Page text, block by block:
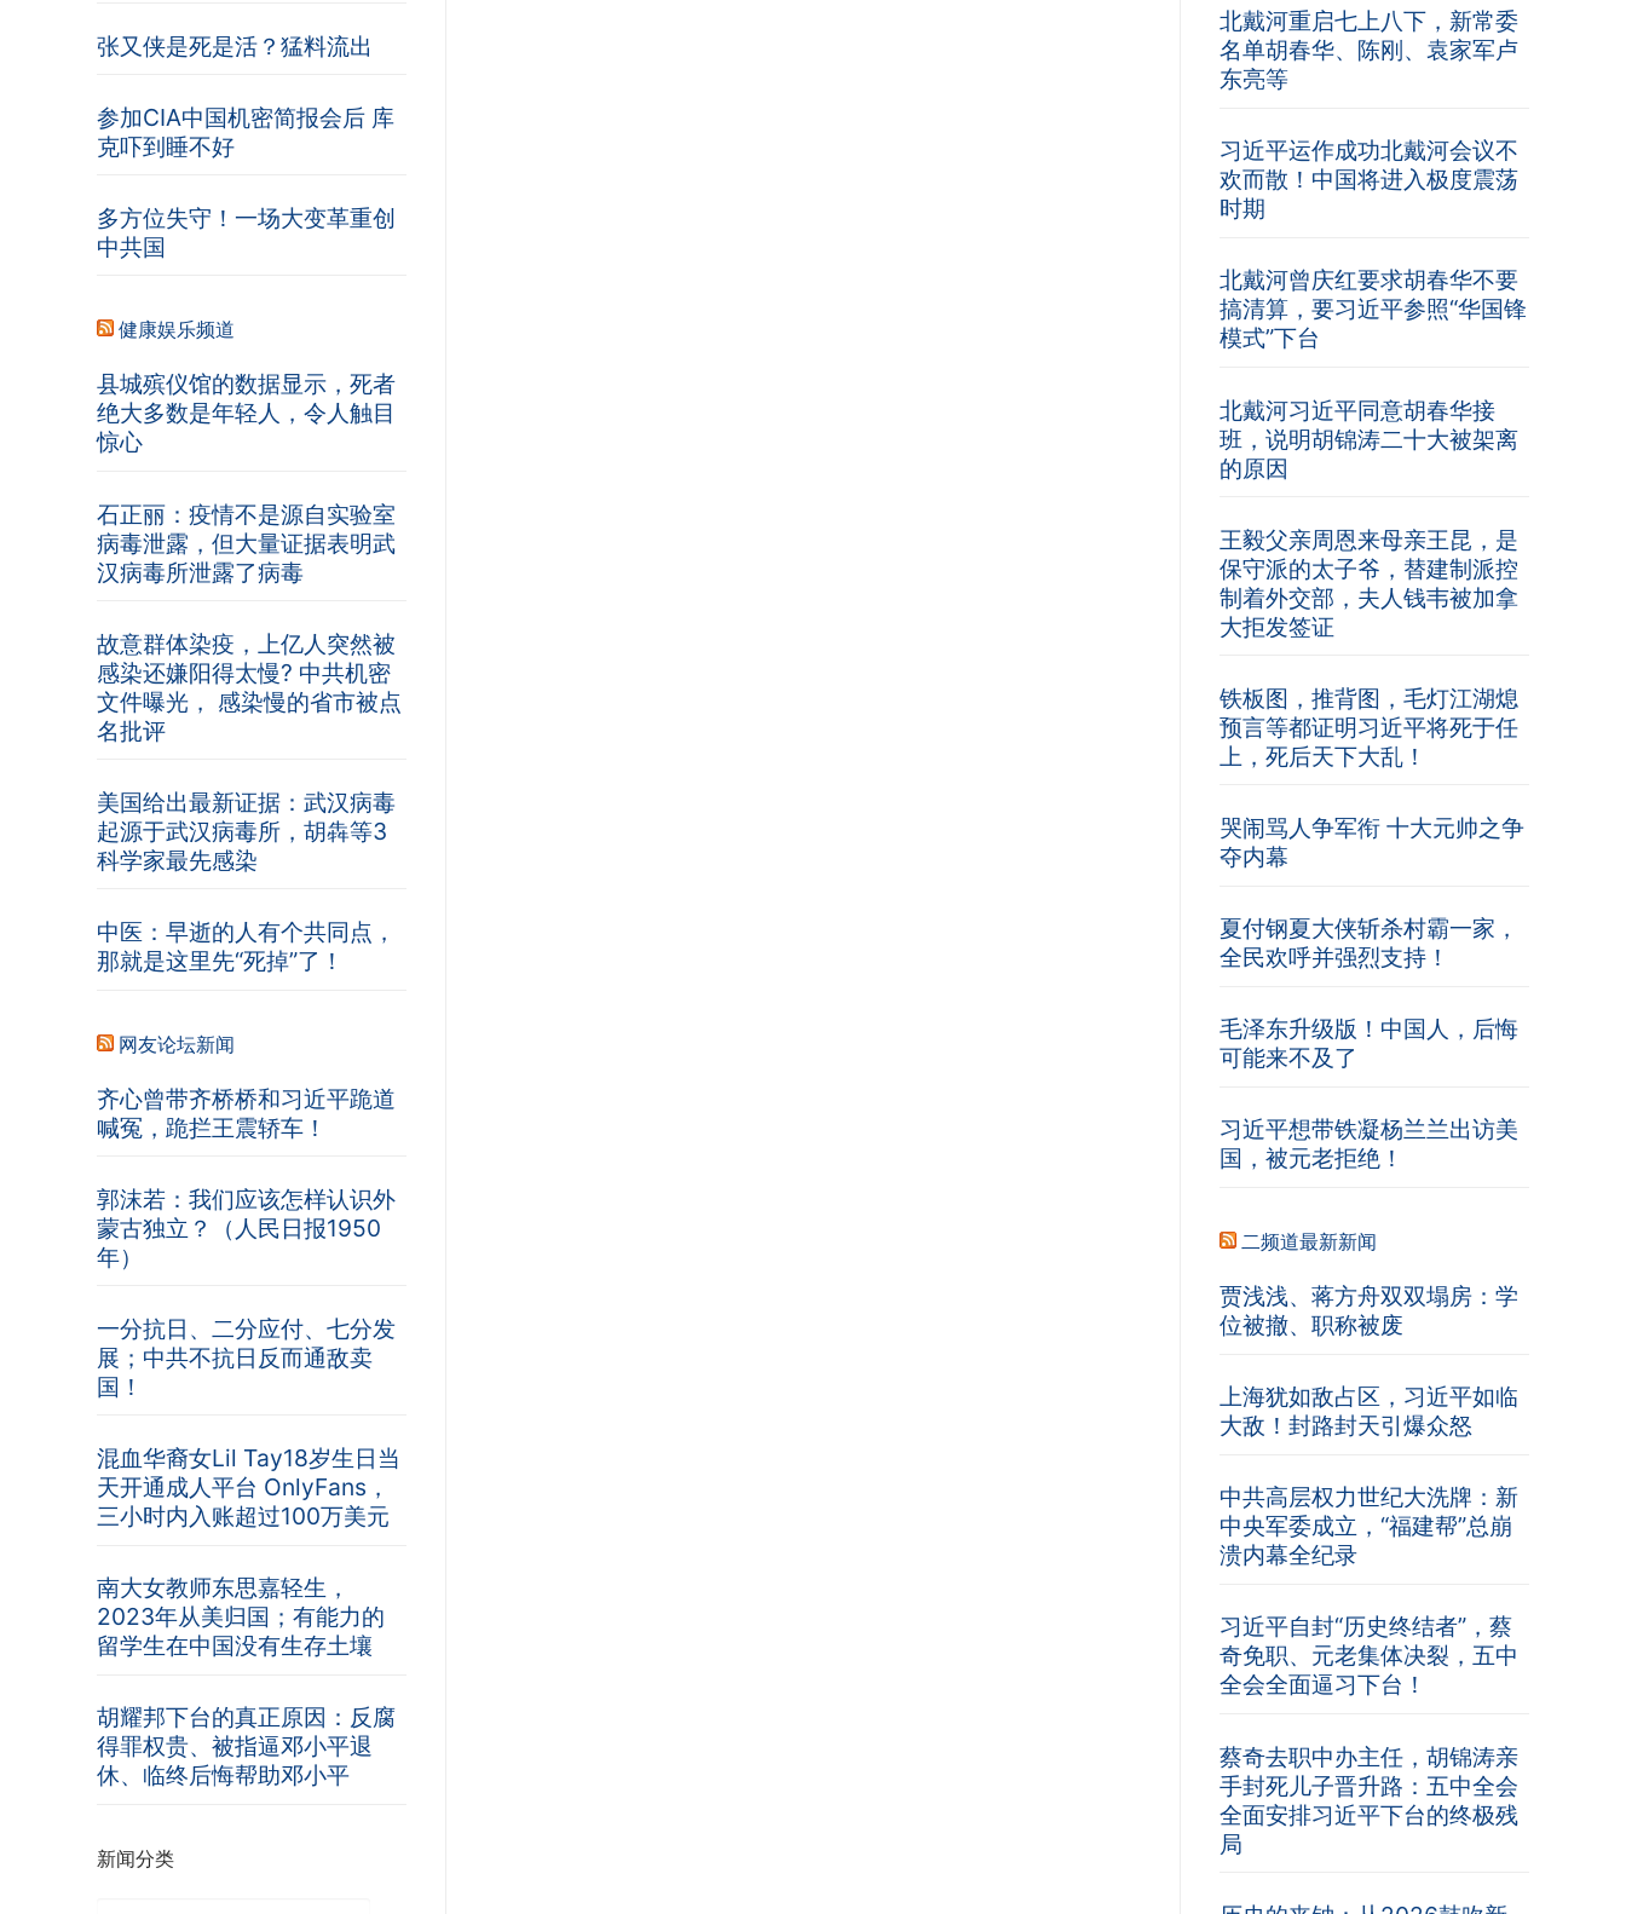
北戴河重启七上八下，新常委
名单胡春华、陈刚、袁家军卢
东亮等
习近平运作成功北戴河会议不
欢而散！中国将进入极度震荡
时期
北戴河曾庆红要求胡春华不要
搞清算，要习近平参照“华国锋
模式”下台
北戴河习近平同意胡春华接
班，说明胡锦涛二十大被架离
的原因
王毅父亲周恩来母亲王昆，是
保守派的太子爷，替建制派控
制着外交部，夫人钱韦被加拿
大拒发签证
铁板图，推背图，毛灯江湖熄
预言等都证明习近平将死于任
上，死后天下大乱！
哭闹骂人争军衔 十大元帅之争
夺内幕
夏付钢夏大侠斩杀村霸一家，
全民欢呼并强烈支持！
毛泽东升级版！中国人，后悔
可能来不及了
习近平想带铁凝杨兰兰出访美
国，被元老拒绝！
二频道最新新闻
贾浅浅、蒋方舟双双塌房：学
位被撤、职称被废
上海犹如敌占区，习近平如临
大敌！封路封天引爆众怒
中共高层权力世纪大洗牌：新
中央军委成立，“福建帮”总崩
溃内幕全纪录
习近平自封“历史终结者”，蔡
奇免职、元老集体决裂，五中
全会全面逼习下台！
蔡奇去职中办主任，胡锦涛亲
手封死儿子晋升路：五中全会
全面安排习近平下台的终极残
局
张又侠是死是活？猛料流出
参加CIA中国机密简报会后 库
克吓到睡不好
多方位失守！一场大变革重创
中共国
健康娱乐频道
县城殡仪馆的数据显示，死者
绝大多数是年轻人，令人触目
惊心
石正丽：疫情不是源自实验室
病毒泄露，但大量证据表明武
汉病毒所泄露了病毒
故意群体染疫，上亿人突然被
感染还嫌阳得太慢? 中共机密
文件曝光， 感染慢的省市被点
名批评
美国给出最新证据：武汉病毒
起源于武汉病毒所，胡犇等3
科学家最先感染
中医：早逝的人有个共同点，
那就是这里先“死掉”了！
网友论坛新闻
齐心曾带齐桥桥和习近平跪道
喊冤，跪拦王震轿车！
郭沫若：我们应该怎样认识外
蒙古独立？（人民日报1950
年）
一分抗日、二分应付、七分发
展；中共不抗日反而通敌卖
国！
混血华裔女Lil Tay18岁生日当
天开通成人平台 OnlyFans，
三小时内入账超过100万美元
南大女教师东思嘉轻生，
2023年从美归国；有能力的
留学生在中国没有生存土壤
胡耀邦下台的真正原因：反腐
得罪权贵、被指逼邓小平退
休、临终后悔帮助邓小平
新闻分类